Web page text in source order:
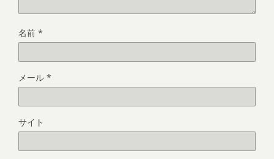
名前 *
メール *
サイト